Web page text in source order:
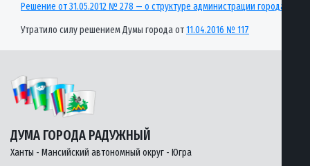
Решение от 31.05.2012 № 278 — о структуре администрации города
Утратило силу решением Думы города от11.04.2016 № 117
ДУМА ГОРОДА РАДУЖНЫЙ
Ханты - Мансийский автономный округ - Югра